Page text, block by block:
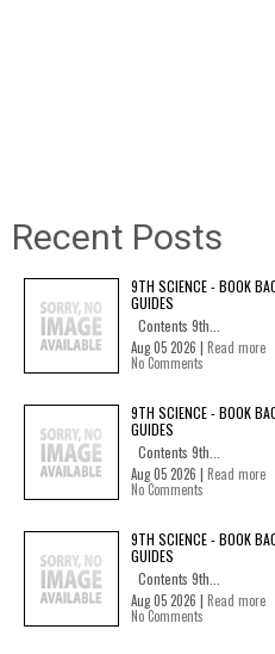
Recent Posts
9TH SCIENCE - BOOK
GUIDES
Contents 9th...
Aug 05 2026 | Read more
No Comments
9TH SCIENCE - BOOK
GUIDES
Contents 9th...
Aug 05 2026 | Read more
No Comments
9TH SCIENCE - BOOK
GUIDES
Contents 9th...
Aug 05 2026 | Read more
No Comments